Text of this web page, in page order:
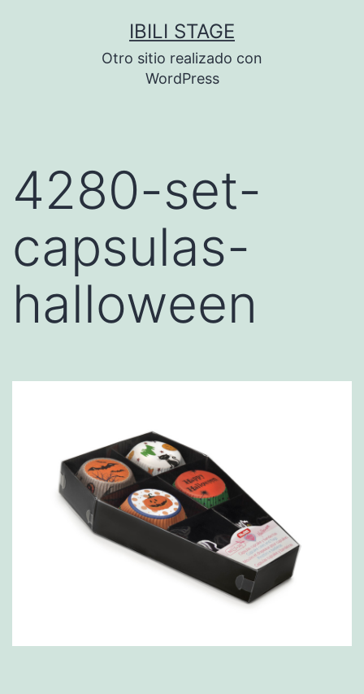
IBILI STAGE
Otro sitio realizado con
WordPress
4280-set-
capsulas-
halloween